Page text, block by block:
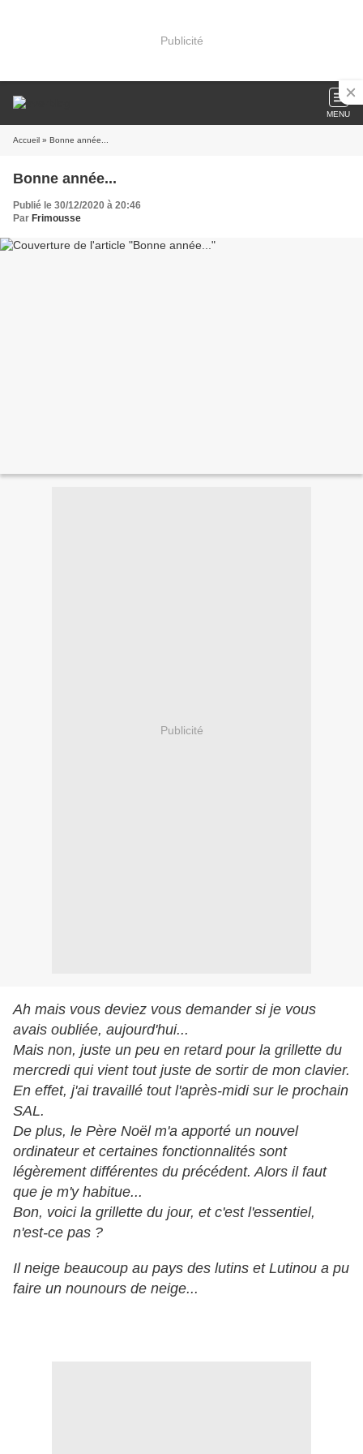
Publicité
MENU
Accueil » Bonne année...
Bonne année...
Publié le 30/12/2020 à 20:46
Par Frimousse
Publicité
Ah mais vous deviez vous demander si je vous
avais oubliée, aujourd'hui...
Mais non, juste un peu en retard pour la grillette du
mercredi qui vient tout juste de sortir de mon clavier.
En effet, j'ai travaillé tout l'après-midi sur le prochain
SAL.
De plus, le Père Noël m'a apporté un nouvel
ordinateur et certaines fonctionnalités sont
légèrement différentes du précédent. Alors il faut
que je m'y habitue...
Bon, voici la grillette du jour, et c'est l'essentiel,
n'est-ce pas ?
Il neige beaucoup au pays des lutins et Lutinou a pu
faire un nounours de neige...